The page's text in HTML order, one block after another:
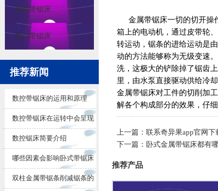
角度带锯床
龙门带锯床
推荐新闻
数控带锯床的运用和原理
数控带锯床在运转中会呈现
的问题
数控锯床简要介绍
哪些因素会影响卧式带锯床
锯削的效果
双柱金属带锯条削减锯条的
金属带锯床一切的切开操
箱上的电动机，通过皮带轮
转运动，锯条的进给运动是
动的方法能够称为无级变速
洗，这极大的铲除掉了锯齿
里，由水泵直接驱动供给冷
金属带锯床对工件的切削加
解各个构成部分的效果，仔
上一篇： 联系奇异果app官网下
下一篇： 卧式金属带锯床都有
推荐产品